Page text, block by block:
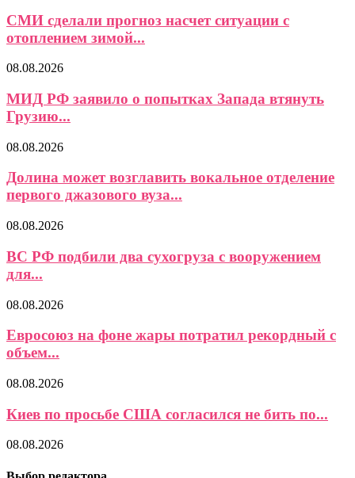
СМИ сделали прогноз насчет ситуации с
отоплением зимой...
08.08.2026
МИД РФ заявило о попытках Запада втянуть
Грузию...
08.08.2026
Долина может возглавить вокальное отделение
первого джазового вуза...
08.08.2026
ВС РФ подбили два сухогруза с вооружением
для...
08.08.2026
Евросоюз на фоне жары потратил рекордный с
объем...
08.08.2026
Киев по просьбе США согласился не бить по...
08.08.2026